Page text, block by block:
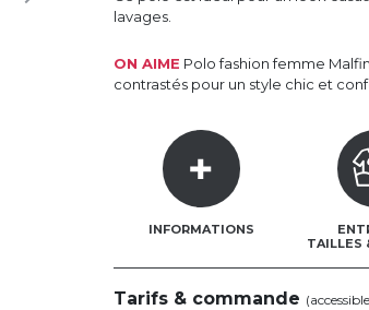
lavages.
ON AIME Polo fashion femme
contrastés pour un style chic et
INFORMATIONS
TAILLES
Tarifs & commande